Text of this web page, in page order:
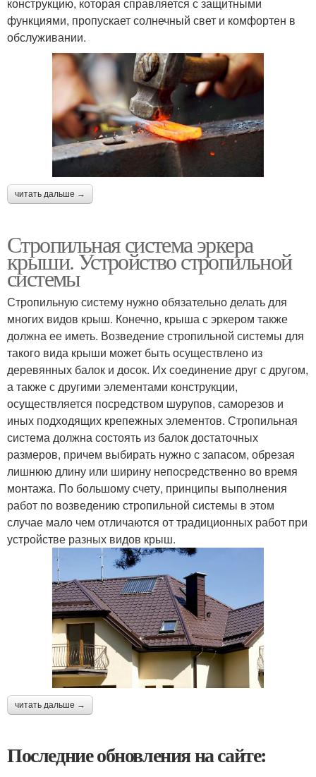
конструкцию, которая справляется с защитными
функциями, пропускает солнечный свет и комфортен в
обслуживании.
читать дальше →
Стропильная система эркера
крыши. Устройство стропильной
системы
Стропильную систему нужно обязательно делать для
многих видов крыш. Конечно, крыша с эркером также
должна ее иметь. Возведение стропильной системы для
такого вида крыши может быть осуществлено из
деревянных балок и досок. Их соединение друг с другом,
а также с другими элементами конструкции,
осуществляется посредством шурупов, саморезов и
иных подходящих крепежных элементов. Стропильная
система должна состоять из балок достаточных
размеров, причем выбирать нужно с запасом, обрезая
лишнюю длину или ширину непосредственно во время
монтажа. По большому счету, принципы выполнения
работ по возведению стропильной системы в этом
случае мало чем отличаются от традиционных работ при
устройстве разных видов крыш.
читать дальше →
Последние обновления на сайте: